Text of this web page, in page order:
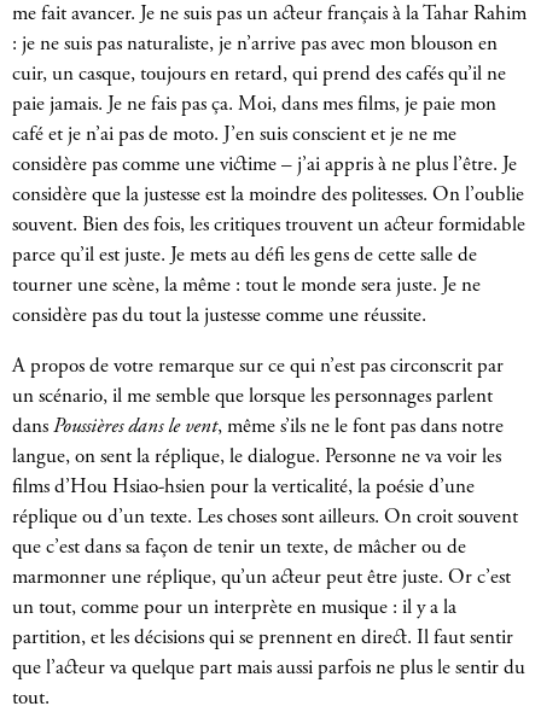
me fait avancer. Je ne suis pas un acteur français à la Tahar Rahim
: je ne suis pas naturaliste, je n’arrive pas avec mon blouson en
cuir, un casque, toujours en retard, qui prend des cafés qu’il ne
paie jamais. Je ne fais pas ça. Moi, dans mes films, je paie mon
café et je n’ai pas de moto. J’en suis conscient et je ne me
considère pas comme une victime – j’ai appris à ne plus l’être. Je
considère que la justesse est la moindre des politesses. On l’oublie
souvent. Bien des fois, les critiques trouvent un acteur formidable
parce qu’il est juste. Je mets au défi les gens de cette salle de
tourner une scène, la même : tout le monde sera juste. Je ne
considère pas du tout la justesse comme une réussite.
A propos de votre remarque sur ce qui n’est pas circonscrit par
un scénario, il me semble que lorsque les personnages parlent
dans Poussières dans le vent, même s’ils ne le font pas dans notre
langue, on sent la réplique, le dialogue. Personne ne va voir les
films d’Hou Hsiao-hsien pour la verticalité, la poésie d’une
réplique ou d’un texte. Les choses sont ailleurs. On croit souvent
que c’est dans sa façon de tenir un texte, de mâcher ou de
marmonner une réplique, qu’un acteur peut être juste. Or c’est
un tout, comme pour un interprète en musique : il y a la
partition, et les décisions qui se prennent en direct. Il faut sentir
que l’acteur va quelque part mais aussi parfois ne plus le sentir du
tout.